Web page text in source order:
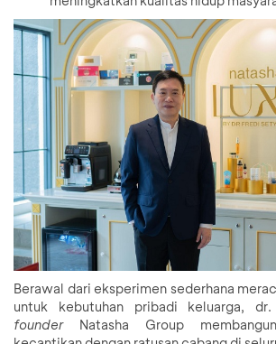
Berawal dari eksperimen sederhana
untuk kebutuhan pribadi keluarga,
founder Natasha Group